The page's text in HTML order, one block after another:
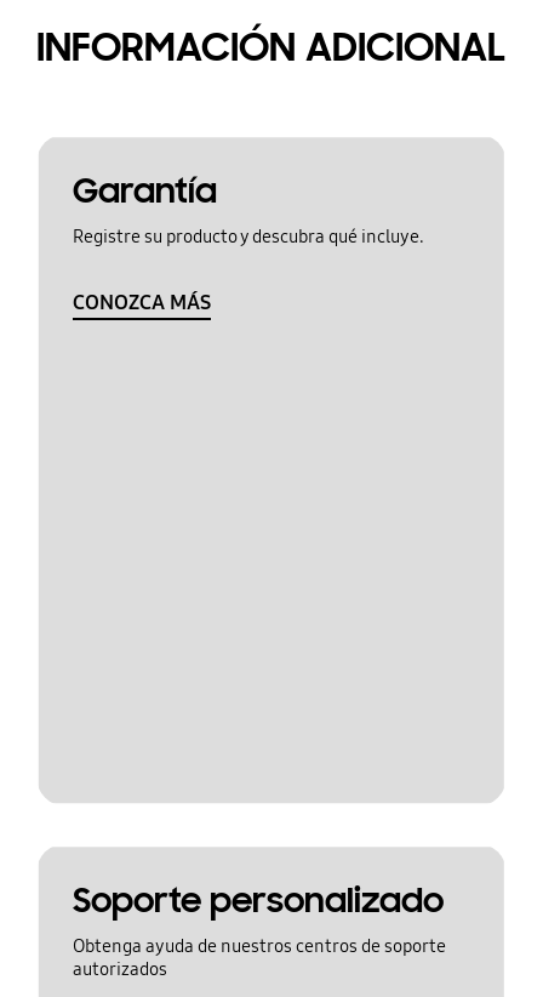
INFORMACIÓN ADICIONAL
Garantía
Registre su producto y descubra qué incluye.
CONOZCA MÁS
Soporte personalizado
Obtenga ayuda de nuestros centros de soporte
autorizados